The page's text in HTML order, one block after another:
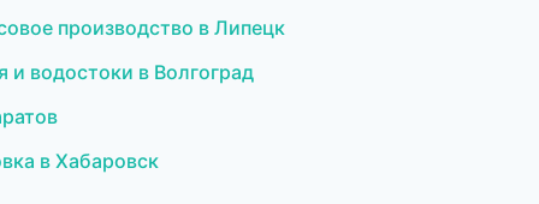
производство в Липецк
водостоки в Волгоград
в Хабаровск